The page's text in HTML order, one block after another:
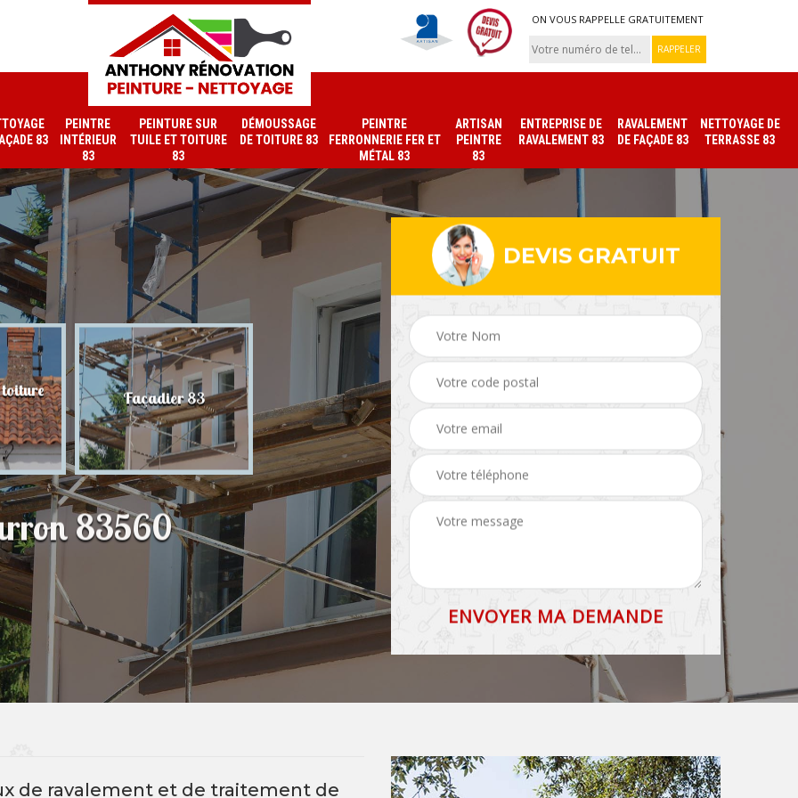
ON VOUS RAPPELLE GRATUITEMENT
83
PEINTRE
INTÉRIEUR
83
PEINTURE SUR
TUILE ET TOITURE
83
DÉMOUSSAGE
DE TOITURE 83
PEINTRE
FERRONNERIE FER ET
MÉTAL 83
ARTISAN
PEINTRE
83
ENTREPRISE DE
RAVALEMENT 83
RAVALEMENT
DE FAÇADE 83
NETTOYAGE DE
TERRASSE 83
Façadier 83 Nettoyage de façade
83 Peintre intérieur 83 Peinture sur tuile et
83560
DEVIS GRATUIT
de ravalement et de traitement de